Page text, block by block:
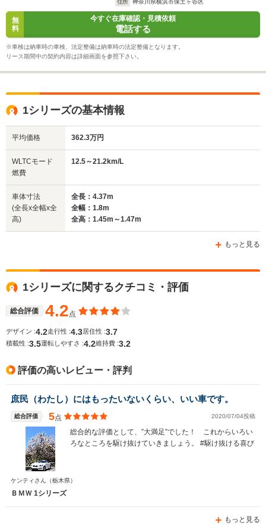
住所 神奈川県横浜市保土ヶ谷区
無
料
今すぐ在庫確認・見積依頼
電話する
※車検は納車時の車検、法定整備は納車時の法定整備となります。
リース期間中の契約内容は詳細画面を参照下さい。
1シリーズの基本情報
平均価格 362.3万円
WLTCモード
燃費
12.5～21.2km/L
車体寸法
(全長x全幅x全
高)
全長：4.37m
全幅：1.8m
全高：1.45m～1.47m
もっと見る
1シリーズに関するクチコミ・評価
総合評価 4.2点
デザイン :4.2走行性 :4.3 居住性 :3.7
積載性 :3.5運転しやすさ :4.2維持費 :3.2
評価の高いレビュー・評判
庶民（わたし）にはもったいないくらい、いい車です。
総合評価 5点 2020/07/04投稿
総合的な評価として、”大満足”でした！ これからいろい
ろなところを駆け抜けていきましょう。 #駆け抜ける喜び
ケンティさん （栃木県）
ＢＭＷ 1シリーズ
もっと見る